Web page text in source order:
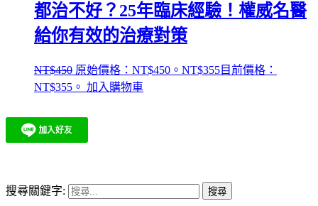
都治不好？25年臨床經驗！權威名醫
給你有效的治療對策
NT$450 原始價格：NT$450。 NT$355目前價格：
NT$355。 加入購物車
搜尋關鍵字: